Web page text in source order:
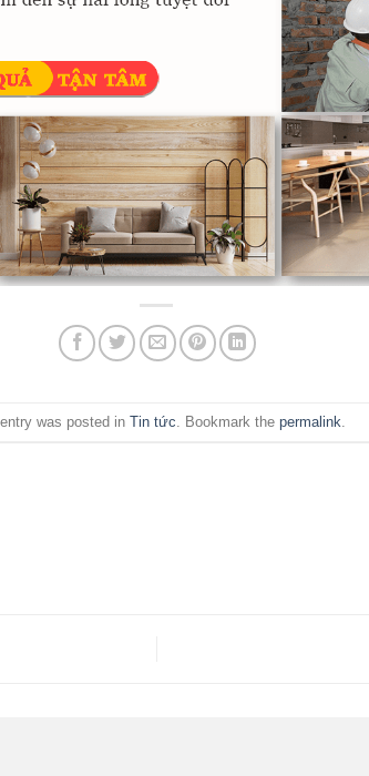
was posted in Tin tức . Bookmark the permalink